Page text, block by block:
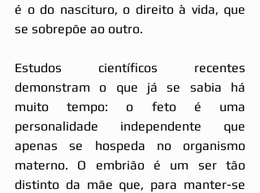
é o do nascituro, o direito à vida, que
se sobrepõe ao outro.
Estudos científicos recentes
demonstram o que já se sabia há
muito tempo: o feto é uma
personalidade independente que
apenas se hospeda no organismo
materno. O embrião é um ser tão
distinto da mãe que, para manter-se